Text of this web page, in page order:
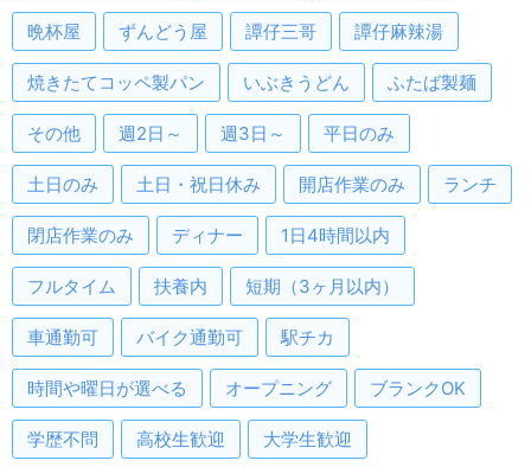
晩杯屋 ずんどう屋 譚仔三哥 譚仔麻辣湯
焼きたてコッペ製パン いぶきうどん ふたば製麺
その他 週2日～ 週3日～ 平日のみ
土日のみ 土日・祝日休み 開店作業のみ ランチ
閉店作業のみ ディナー 1日4時間以内
フルタイム 扶養内 短期（3ヶ月以内）
車通勤可 バイク通勤可 駅チカ
時間や曜日が選べる オープニング ブランクOK
学歴不問 高校生歓迎 大学生歓迎